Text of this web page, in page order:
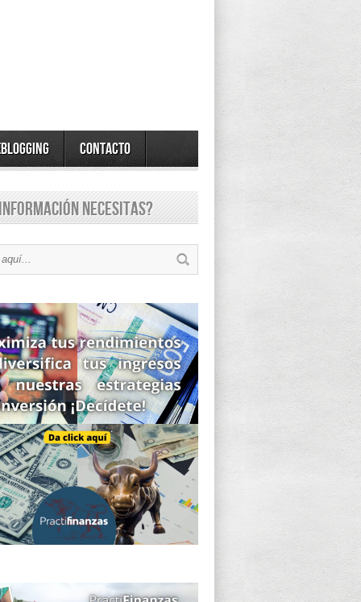
Contacto
necesitas?